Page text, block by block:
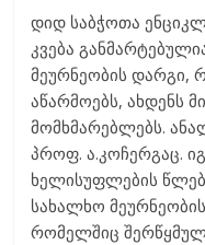
დიდ საბჭოთა
კვება
მეურნეობის დარგი,
აწარმოებს, ახდენს
მომხმარებლებს.
პროფ. ა.კოჩერგაც.
ხელისუფლების
სახალხო
რომელშიც